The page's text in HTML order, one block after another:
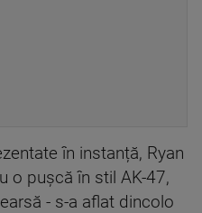
în instanță, Ryan
o pușcă în stil AK-47,
- s-a aflat dincolo